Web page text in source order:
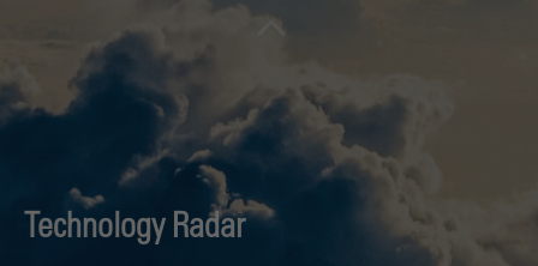
Technology Radar